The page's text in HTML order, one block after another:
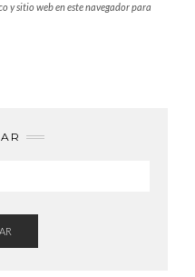
y sitio web en este navegador para